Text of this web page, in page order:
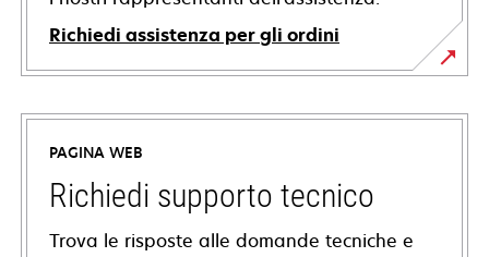
Richiedi assistenza per gli ordini
PAGINA WEB
Richiedi supporto tecnico
Trova le risposte alle domande tecniche e